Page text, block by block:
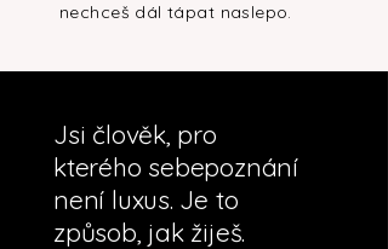
nechceš dál tápat naslepo.
Jsi člověk, pro
kterého sebepoznání
není luxus. Je to
způsob, jak žiješ.